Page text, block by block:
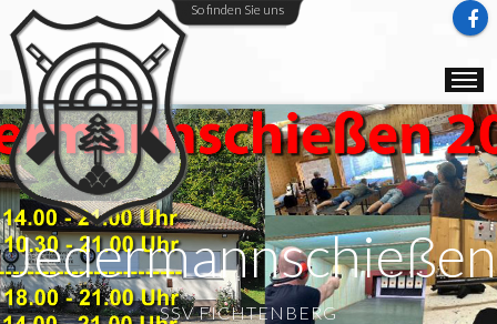
So finden Sie uns
SSV FICHTENBERG